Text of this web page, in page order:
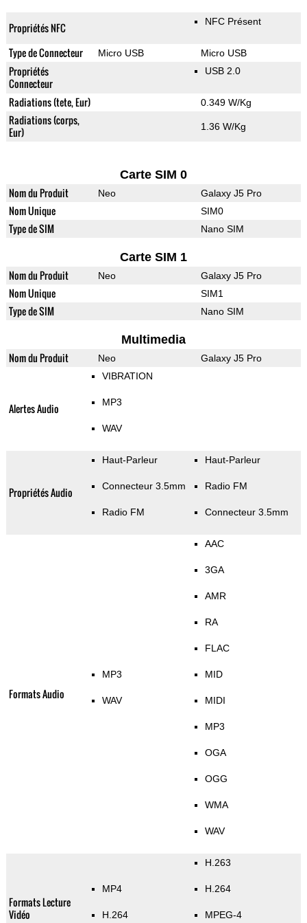
Propriétés NFC NFC Présent
Type de Connecteur Micro USB Micro USB
Propriétés
Connecteur
USB 2.0
Radiations (tete, Eur) 0.349 W/Kg
Radiations (corps,
Eur)
1.36 W/Kg
Carte SIM 0
Nom du Produit Neo Galaxy J5 Pro
Nom Unique SIM0
Type de SIM Nano SIM
Carte SIM 1
Nom du Produit Neo Galaxy J5 Pro
Nom Unique SIM1
Type de SIM Nano SIM
Multimedia
Nom du Produit Neo Galaxy J5 Pro
Alertes Audio
VIBRATION
MP3
WAV
Propriétés Audio
Haut-Parleur
Connecteur 3.5mm
Radio FM
Haut-Parleur
Radio FM
Connecteur 3.5mm
Formats Audio
MP3
WAV
AAC
3GA
AMR
RA
FLAC
MID
MIDI
MP3
OGA
OGG
WMA
WAV
Formats Lecture
Vidéo
MP4
H.264
H.263
H.264
MPEG-4